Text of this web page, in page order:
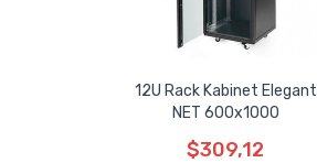
12U Rack Kabinet Elegant
NET 600x1000
$309,12